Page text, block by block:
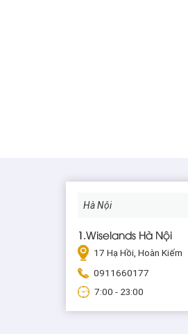
1.Wiselands Hà Nội
17 Hạ Hồi, Hoàn Kiếm
0911660177
7:00 - 23:00